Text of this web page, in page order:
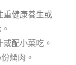
重健康養生或
配小菜吃。
燜肉。